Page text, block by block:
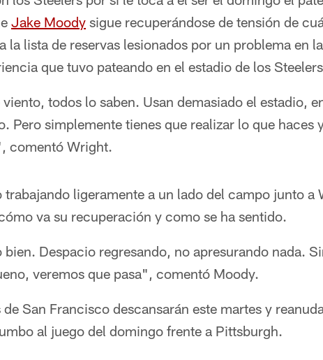
Jake Moody sigue recuperándose de tensión de
la lista de reservas lesionados por un problema en
que tuvo pateando en el estadio de los
todos lo saben. Usan demasiado el estadio,
Pero simplemente tienes que realizar lo que haces
comentó Wright.
trabajando ligeramente a un lado del campo junto a
va su recuperación y como se ha sentido.
bien. Despacio regresando, no apresurando nada.
veremos que pasa", comentó Moody.
de San Francisco descansarán este martes y
al juego del domingo frente a Pittsburgh.